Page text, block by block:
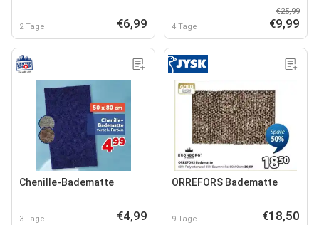
2 Tage €6,99 4 Tage
€25,99
€9,99
Chenille-Badematte
3 Tage €4,99
ORREFORS Badematte
9 Tage €18,50